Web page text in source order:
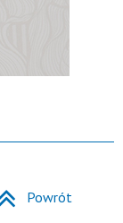
Powrót